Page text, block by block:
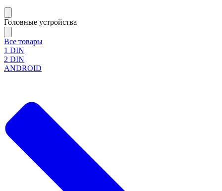
Головные устройства
Все товары
1 DIN
2 DIN
ANDROID